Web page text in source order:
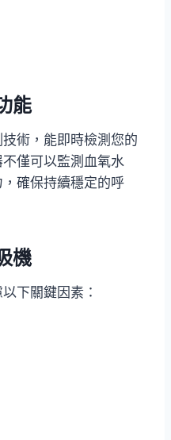
能
術，能即時檢測您的
僅可以監測血氧水
確保持續穩定的呼
機
下關鍵因素：